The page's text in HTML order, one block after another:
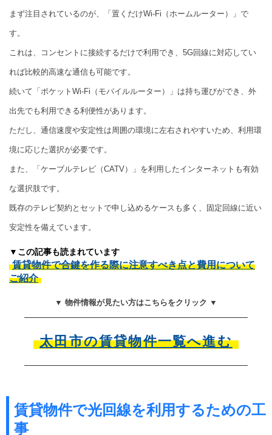
まず注目されているのが、「置くだけWi-Fi（ホームルーター）」で
す。
これは、コンセントに接続するだけで利用でき、5G回線に対応してい
れば比較的高速な通信も可能です。
続いて「ポケットWi-Fi（モバイルルーター）」は持ち運びができ、外
出先でも利用できる利便性があります。
ただし、通信速度や安定性は周囲の環境に左右されやすいため、利用環
境に応じた選択が必要です。
また、「ケーブルテレビ（CATV）」を利用したインターネットも有効
な選択肢です。
既存のテレビ契約とセットで申し込めるケースも多く、固定回線に近い
安定性を備えています。
▼この記事も読まれています
賃貸物件で合鍵を作る際に注意すべき点と費用について
ご紹介
▼ 物件情報が見たい方はこちらをクリック ▼
太田市の賃貸物件一覧へ進む
賃貸物件で光回線を利用するための工
事